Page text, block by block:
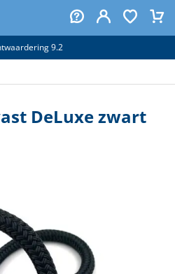
9.2
DeLuxe zwart